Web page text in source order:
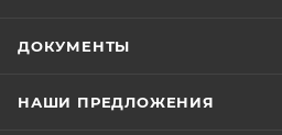
ДОКУМЕНТЫ
НАШИ ПРЕДЛОЖЕНИЯ